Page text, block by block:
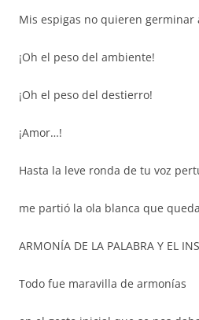
Mis espigas no quieren germinar
¡Oh el peso del ambiente!
¡Oh el peso del destierro!
¡Amor…!
Hasta la leve ronda de tu voz
me partió la ola blanca que
ARMONÍA DE LA PALABRA Y EL
Todo fue maravilla de armonías